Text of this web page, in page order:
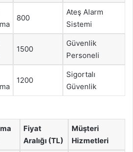
800
Ateş Alarm
Sistemi
1500
Güvenlik
Personeli
1200
Sigortalı
Güvenlik
Fiyat
Aralığı (TL)
Müşteri
Hizmetleri